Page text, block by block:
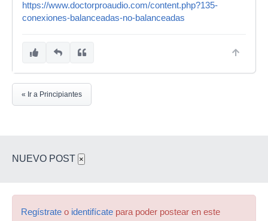
https://www.doctorproaudio.com/content.php?135-
conexiones-balanceadas-no-balanceadas
« Ir a Principiantes
NUEVO POST ×
Regístrate o identifícate para poder postear en este